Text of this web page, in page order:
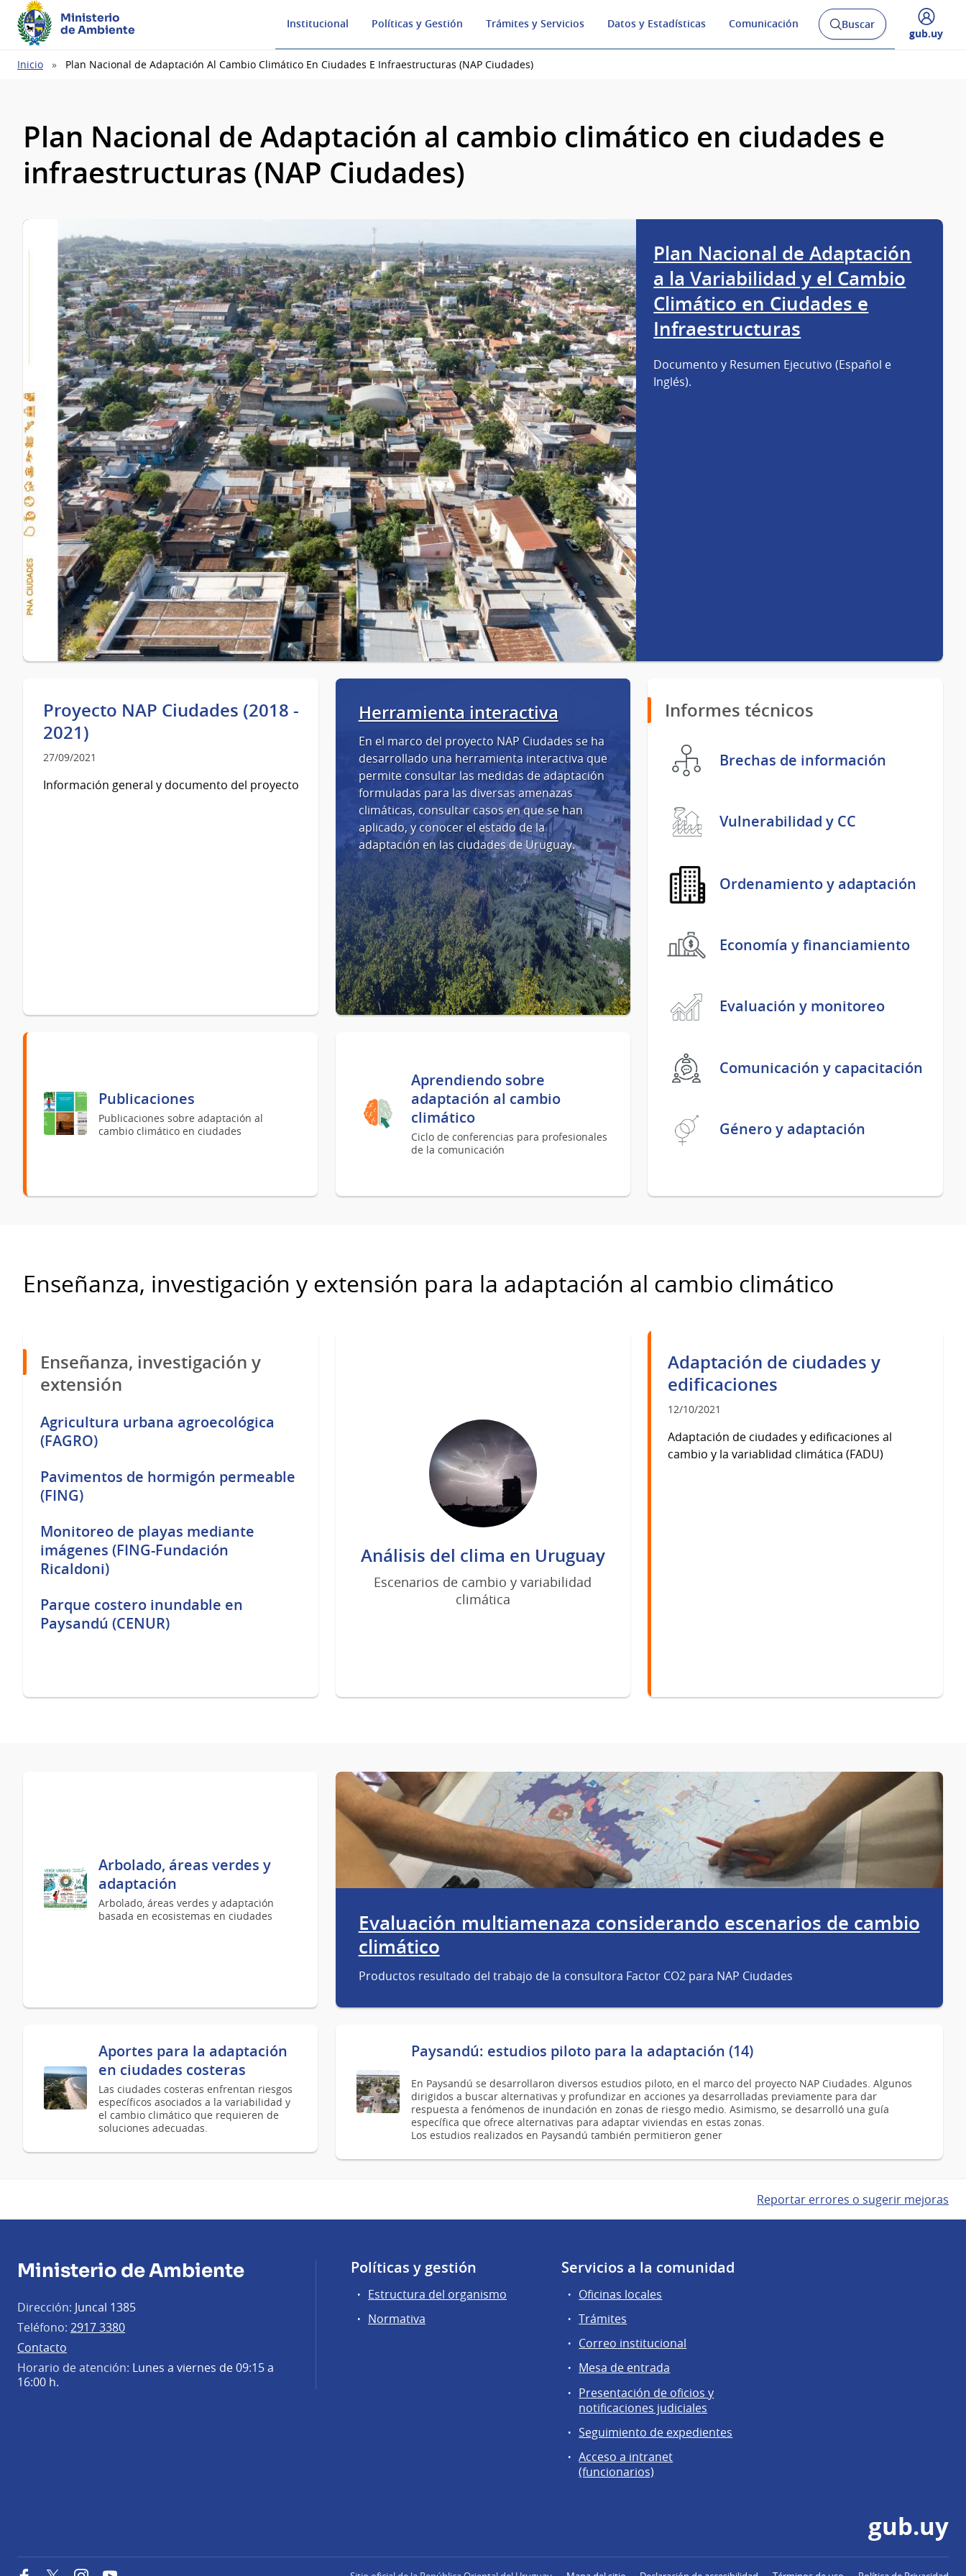
Ministerio
de Ambiente
Institucional Políticas y Gestión Trámites y Servicios Datos y Estadísticas Comunicación
Abrir
buscador
Buscar
Desplegar
gub.uy
Ruta
Inicio Plan Nacional de Adaptación Al Cambio Climático En Ciudades E Infraestructuras (NAP Ciudades)
Plan Nacional de Adaptación al cambio climático en ciudades e
infraestructuras (NAP Ciudades)
Plan Nacional de Adaptación
a la Variabilidad y el Cambio
Climático en Ciudades e
Infraestructuras
Documento y Resumen Ejecutivo (Español e
Inglés).
Proyecto NAP Ciudades (2018 -
2021)
27/09/2021
Información general y documento del proyecto
Publicaciones
Publicaciones sobre adaptación al
cambio climático en ciudades
Herramienta interactiva
En el marco del proyecto NAP Ciudades se ha
desarrollado una herramienta interactiva que
permite consultar las medidas de adaptación
formuladas para las diversas amenazas
climáticas, consultar casos en que se han
aplicado, y conocer el estado de la
adaptación en las ciudades de Uruguay.
Aprendiendo sobre
adaptación al cambio
climático
Ciclo de conferencias para profesionales
de la comunicación
Informes técnicos
Brechas de información
Vulnerabilidad y CC
Ordenamiento y adaptación
Economía y financiamiento
Evaluación y monitoreo
Comunicación y capacitación
Género y adaptación
Enseñanza, investigación y extensión para la adaptación al cambio climático
Enseñanza, investigación y
extensión
Agricultura urbana agroecológica
(FAGRO)
Pavimentos de hormigón permeable
(FING)
Monitoreo de playas mediante
imágenes (FING-Fundación
Ricaldoni)
Parque costero inundable en
Paysandú (CENUR)
Análisis del clima en Uruguay
Escenarios de cambio y variabilidad
climática
Adaptación de ciudades y
edificaciones
12/10/2021
Adaptación de ciudades y edificaciones al
cambio y la variablidad climática (FADU)
Arbolado, áreas verdes y
adaptación
Arbolado, áreas verdes y adaptación
basada en ecosistemas en ciudades
Aportes para la adaptación
en ciudades costeras
Las ciudades costeras enfrentan riesgos
específicos asociados a la variabilidad y
el cambio climático que requieren de
soluciones adecuadas.
Evaluación multiamenaza considerando escenarios de cambio
climático
Productos resultado del trabajo de la consultora Factor CO2 para NAP Ciudades
Paysandú: estudios piloto para la adaptación (14)
En Paysandú se desarrollaron diversos estudios piloto, en el marco del proyecto NAP Ciudades. Algunos
dirigidos a buscar alternativas y profundizar en acciones ya desarrolladas previamente para dar
respuesta a fenómenos de inundación en zonas de riesgo medio. Asimismo, se desarrolló una guía
específica que ofrece alternativas para adaptar viviendas en estas zonas.
Los estudios realizados en Paysandú también permitieron gener
Reportar errores o sugerir mejoras
Ministerio de Ambiente
Dirección: Juncal 1385
Teléfono: 2917 3380
Contacto
Horario de atención: Lunes a viernes de 09:15 a
16:00 h.
Políticas y gestión
Estructura del organismo
Normativa
Servicios a la comunidad
Oficinas locales
Trámites
Correo institucional
Mesa de entrada
Presentación de oficios y
notificaciones judiciales
Seguimiento de expedientes
Acceso a intranet
(funcionarios)
gub.uy